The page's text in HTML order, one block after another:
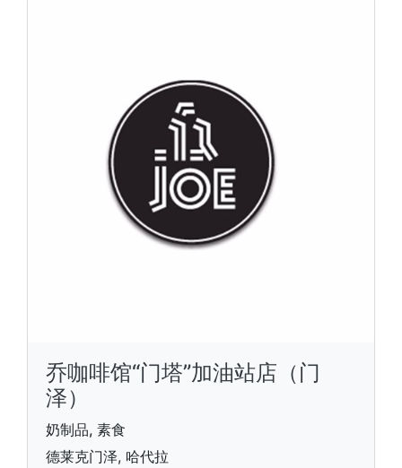
乔咖啡馆“门塔”加油站店（门
泽）
奶制品, 素食
德莱克门泽, 哈代拉